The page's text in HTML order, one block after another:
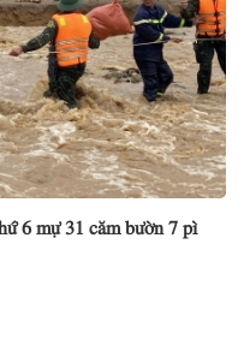
6 mự 31 căm bườn 7 pì